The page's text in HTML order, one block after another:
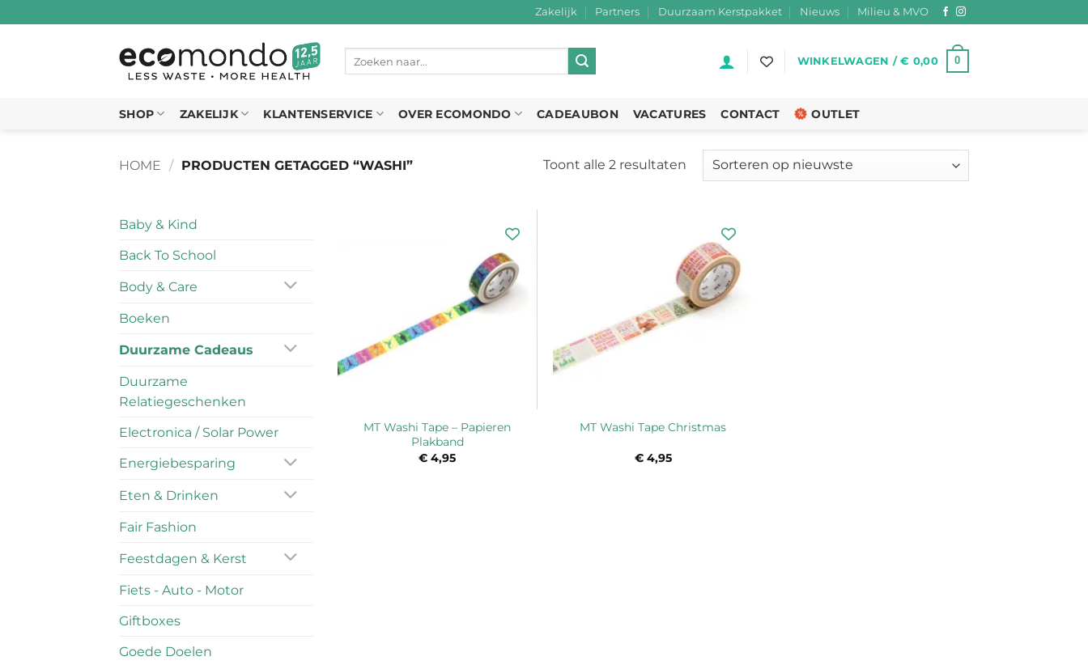
Zakelijk Partners Duurzaam Kerstpakket Nieuws Milieu & MVO
Zoeken
WINKELWAGEN /€ 0,00 0
SHOP ZAKELIJK KLANTENSERVICE OVER ECOMONDO CADEAUBON VACATURES CONTACT OUTLET
HOME / PRODUCTEN GETAGGED “WASHI” Toont alle 2 resultaten Gesorteerd
op
Baby & Kind
Back To School
Body & Care
Boeken
Duurzame Cadeaus
Duurzame
Relatiegeschenken
Electronica / Solar Power
Energiebesparing
Eten & Drinken
Fair Fashion
Feestdagen & Kerst
Fiets - Auto - Motor
Giftboxes
Goede Doelen
MT Washi Tape – Papieren
Plakband
€ 4,95
MT Washi Tape Christmas
€4,95